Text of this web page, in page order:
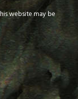
website may be